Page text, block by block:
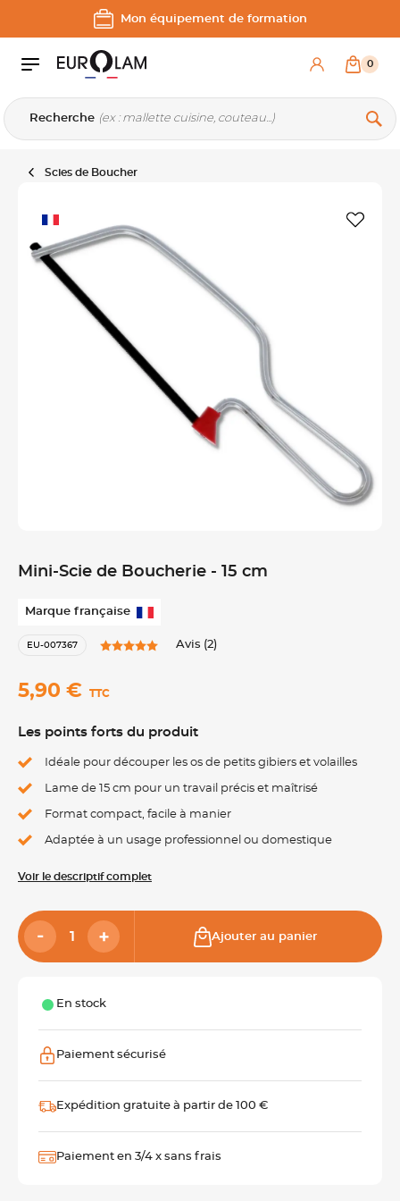
Aller au contenu
Aller à la navigation principale
Mon équipement de formation
Recherche
0
Scies de Boucher
Mini-Scie de Boucherie - 15 cm
Marque française
EU-007367 Avis (2)
5,90 € TTC
Les points forts du produit
Idéale pour découper les os de petits gibiers et volailles
Lame de 15 cm pour un travail précis et maîtrisé
Format compact, facile à manier
Adaptée à un usage professionnel ou domestique
Voir le descriptif complet
Ajouter au panier
En stock
Paiement sécurisé
Expédition gratuite à partir de 100 €
Paiement en 3/4 x sans frais